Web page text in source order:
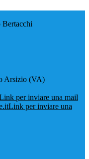
Bertacchi
Arsizio (VA)
per inviare una mail
Link per inviare una